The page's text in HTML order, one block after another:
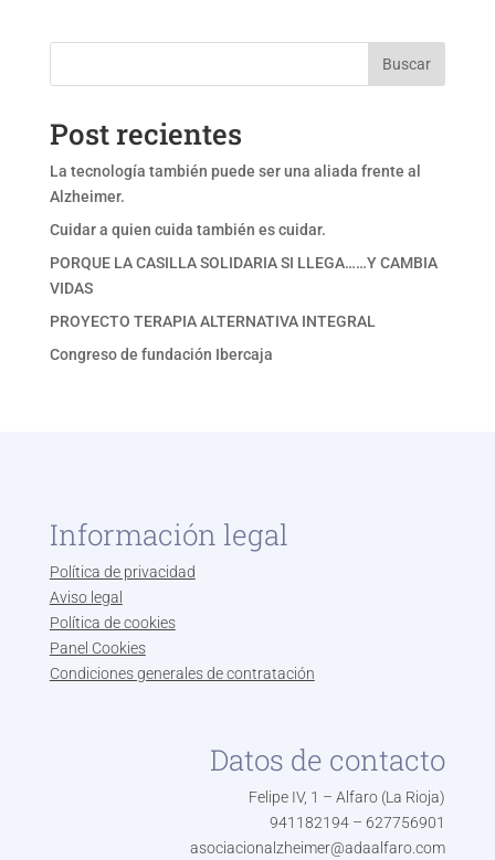
Buscar
Post recientes
La tecnología también puede ser una aliada frente al
Alzheimer.
Cuidar a quien cuida también es cuidar.
PORQUE LA CASILLA SOLIDARIA SI LLEGA……Y CAMBIA
VIDAS
PROYECTO TERAPIA ALTERNATIVA INTEGRAL
Congreso de fundación Ibercaja
Información legal
Política de privacidad
Aviso legal
Política de cookies
Panel Cookies
Condiciones generales de contratación
Datos de contacto
Felipe IV, 1 – Alfaro (La Rioja)
941182194 – 627756901
asociacionalzheimer@adaalfaro.com